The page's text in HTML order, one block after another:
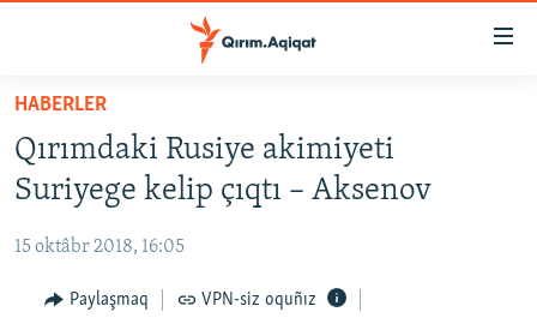
Esas
qaytmaq
Baş
navigatsiyağa
qaytmaq
qaytmaq
HABERLER
SİYASET
İQTİSADİYAT
CEMİYET
MEDENİYET
HABERLER
Qırımdaki Rusiye akimiyeti
Suriyege kelip çıqtı – Aksenov
15 oktâbr 2018, 16:05
Paylaşmaq VPN-siz oquñız